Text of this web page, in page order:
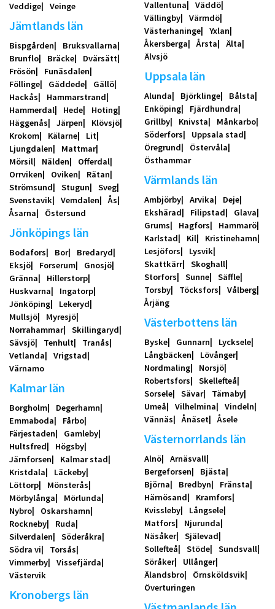
Veddige Veinge
Jämtlands län
Bispgården
Bruksvallarna
Brunflo
Bräcke
Dvärsätt
Frösön
Funäsdalen
Föllinge
Gäddede
Gällö
Hackås
Hammarstrand
Hammerdal
Hede
Hoting
Häggenås
Järpen
Klövsjö
Krokom
Kälarne
Lit
Ljungdalen
Mattmar
Mörsil
Nälden
Offerdal
Orrviken
Oviken
Rätan
Strömsund
Stugun
Sveg
Svenstavik
Vemdalen
Ås
Åsarna
Östersund
Jönköpings län
Bodafors Bor
Bredaryd
Eksjö
Forserum
Gnosjö
Gränna
Hillerstorp
Huskvarna
Ingatorp
Jönköping
Lekeryd
Mullsjö
Myresjö
Norrahammar
Skillingaryd
Sävsjö
Tenhult
Tranås
Vetlanda
Vrigstad
Värnamo
Kalmar län
Borgholm
Degerhamn
Emmaboda
Fårbo
Färjestaden
Gamleby
Hultsfred
Högsby
Järnforsen
Kalmar stad
Kristdala
Läckeby
Löttorp
Mönsterås
Mörbylånga
Mörlunda
Nybro
Oskarshamn
Rockneby
Ruda
Silverdalen
Söderåkra
Södra vi
Torsås
Vimmerby
Vissefjärda
Västervik
Kronobergs län
Vallentuna
Väddö
Vällingby
Värmdö
Västerhaninge
Yxlan
Åkersberga
Årsta
Älta
Älvsjö
Uppsala län
Alunda Björklinge
Bålsta
Enköping
Fjärdhundra
Grillby
Knivsta
Månkarbo
Söderfors
Uppsala stad
Öregrund
Östervåla
Östhammar
Värmlands län
Ambjörby Arvika
Deje
Ekshärad
Filipstad
Glava
Grums
Hagfors
Hammarö
Karlstad
Kil
Kristinehamn
Lesjöfors
Lysvik
Skattkärr
Skoghall
Storfors
Sunne
Säffle
Torsby
Töcksfors
Vålberg
Årjäng
Västerbottens län
Byske Gunnarn
Lycksele
Långbäcken
Lövånger
Nordmaling
Norsjö
Robertsfors
Skellefteå
Sorsele
Sävar
Tärnaby
Umeå
Vilhelmina
Vindeln
Vännäs
Ånäset Åsele
Västernorrlands län
Alnö
Arnäsvall
Bergeforsen
Bjästa
Björna
Bredbyn
Fränsta
Härnösand
Kramfors
Kvissleby
Långsele
Matfors
Njurunda
Näsåker
Själevad
Sollefteå
Stöde
Sundsvall
Söråker
Ullånger
Älandsbro
Örnsköldsvik
Överturingen